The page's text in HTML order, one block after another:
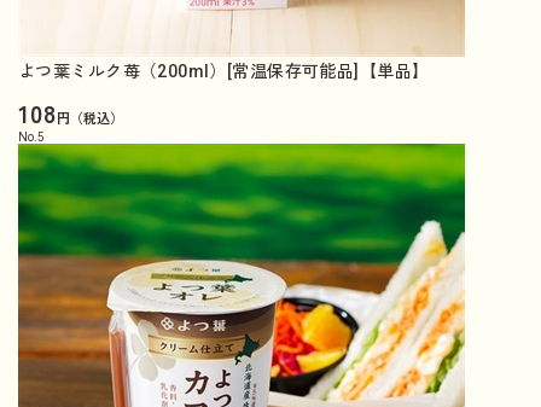
よつ葉ミルク苺（200ml）[常温保存可能品]【単品】
108円（税込）
No. 5